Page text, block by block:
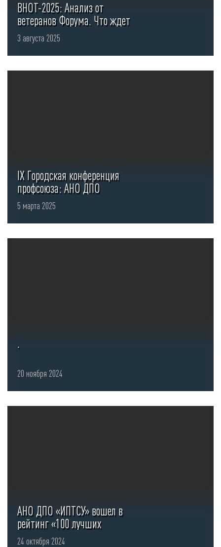
ВНОТ-2025: Анализ от
ветеранов Форума. Что ждет
отрасль и как ...
3 августа 2025
IX Городская конференция
профсоюза: АНО ДПО
«ИПТСУ» – за безопасность
...
5 марта 2025
.
20 ноября 2024
АНО ДПО «ИПТСУ» вошел в
рейтинг «100 лучших
предприятий России»
24 октября 2024